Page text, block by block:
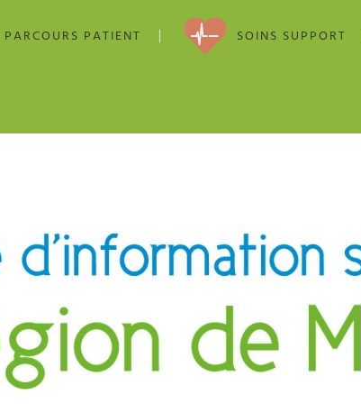
PARCOURS PATIENT SOINS SUPPORT